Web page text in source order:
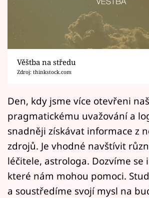
Horoskopy
Sledujte prima+
Filmový festival Karlovy
Mámy sobě
Přihlášení
Sledujte nás
Věštba na středu
Zdroj: thinkstock.com
Den, kdy jsme více otevřeni
pragmatickému uvažování a
snadněji získávat informace z
zdrojů. Je vhodné navštívit
léčitele, astrologa. Dozvíme se
které nám mohou pomoci.
a soustředíme svojí mysl na